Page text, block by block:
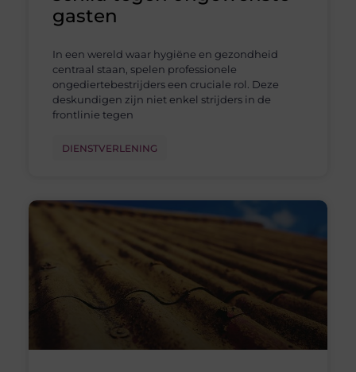
gasten
In een wereld waar hygiëne en gezondheid
centraal staan, spelen professionele
ongediertebestrijders een cruciale rol. Deze
deskundigen zijn niet enkel strijders in de
frontlinie tegen
DIENSTVERLENING